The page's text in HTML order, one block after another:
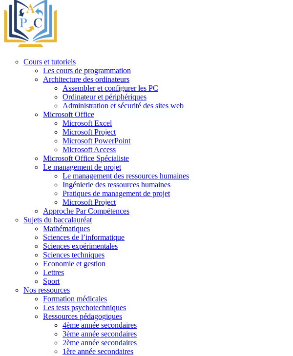
Cours et tutoriels
Les cours de programmation
Architecture des ordinateurs
Assembler et configurer les PC
Ordinateur et périphériques
Administration et sécurité des sites web
Microsoft Office
Microsoft Excel
Microsoft Project
Microsoft PowerPoint
Microsoft Access
Microsoft Office Spécialiste
Le management de projet
Le management des ressources humaines
Ingénierie des ressources humaines
Pratiques de management de projet
Microsoft Project
Approche Par Compétences
Sujets du baccalauréat
Mathématiques
Sciences de l’informatique
Sciences expérimentales
Sciences techniques
Economie et gestion
Lettres
Sport
Nos ressources
Formation médicales
Les tests psychotechniques
Ressources pédagogiques
4ème année secondaires
3ème année secondaires
2ème année secondaires
1ère année secondaires